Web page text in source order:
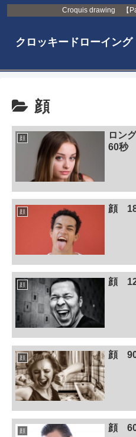
Croquis drawing 【
クロッキードローイン
顔
顔
ロン
60秒
顔 顔
顔 顔
顔 顔
顔 顔